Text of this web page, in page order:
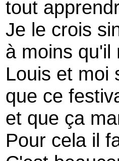
tout
Je le crois
à moins qu'il
Louis et moi
que ce
et que ça
Pour cela il